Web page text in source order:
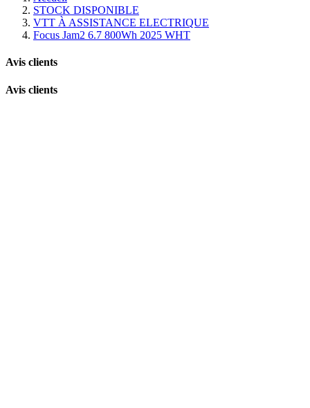
STOCK DISPONIBLE
VTT À ASSISTANCE ELECTRIQUE
Focus Jam2 6.7 800Wh 2025 WHT
Avis clients
Avis clients